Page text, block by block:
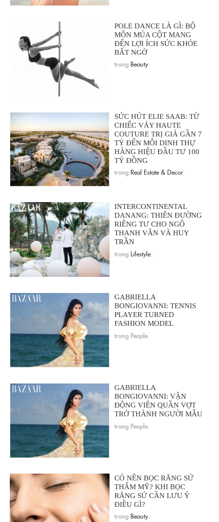
POLE DANCE LÀ GÌ: BỘ
MÔN MÚA CỘT MANG
ĐẾN LỢI ÍCH SỨC KHỎE
BẤT NGỜ
trong Beauty.
SỨC HÚT ELIE SAAB: TỪ
CHIẾC VÁY HAUTE
COUTURE TRỊ GIÁ GẦN 7
TỶ ĐẾN MỖI DINH THỰ
HÀNG HIỆU ĐẦU TƯ 100
TỶ ĐỒNG
trong Real Estate & Decor
INTERCONTINENTAL
DANANG: THIÊN ĐƯỜNG
RIÊNG TƯ CHO NGÔ
THANH VÂN VÀ HUY
TRẦN
trong Lifestyle
GABRIELLA
BONGIOVANNI: TENNIS
PLAYER TURNED
FASHION MODEL
trong People.
GABRIELLA
BONGIOVANNI: VẬN
ĐỘNG VIÊN QUẦN VỢT
TRỞ THÀNH NGƯỜI MẪU
trong People.
CÓ NÊN BỌC RĂNG SỨ
THẨM MỸ? KHI BỌC
RĂNG SỨ CẦN LƯU Ý
ĐIỀU GÌ?
trong Beauty.